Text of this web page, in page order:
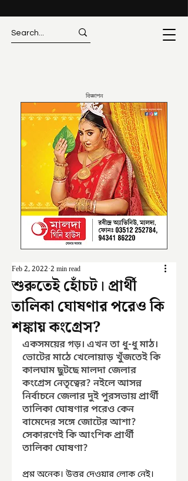
বিজ্ঞাপন
শুরুতেই হোঁচট। প্রার্থী
তালিকা ঘোষণার পরেও কি
শঙ্কায় কংগ্রেস?
Feb 2, 2022 2 min read
একসময়ের গড়। এখন তা ধু-ধু মাঠ।
ভোটের মাঠে খেলোয়াড় খুঁজতেই কি
কালঘাম ছুটছে মালদা জেলার
কংগ্রেস নেতৃত্বের? নইলে আসন্ন
নির্বাচনে জেলার দুই পুরসভায় প্রার্থী
তালিকা ঘোষণার পরেও কেন
বামেদের সঙ্গে জোটের আশা?
সেকারণেই কি আংশিক প্রার্থী
তালিকা ঘোষণা?
প্রশ্ন অনেক। উত্তর দেওয়ার লোক নেই।